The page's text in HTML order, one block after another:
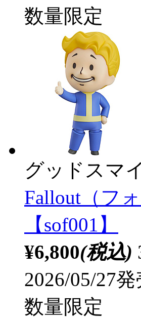
数量限定
グッドスマ
Fallout（フ
【sof001】
¥6,800(税込)
2026/05/27発
数量限定